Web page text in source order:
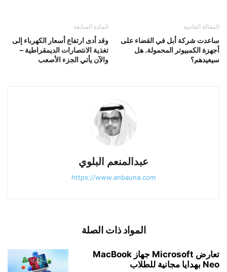
المادة السابقة
وقد أدى ارتفاع أسعار الكهرباء إلى
تغذية الانتصارات الديمقراطية –
والآن يأتي الجزء الأصعب
المقالة القادمة
ساعدت شركة أبل في القضاء على
أجهزة الكمبيوتر المحمولة. هل
سيعيدهم؟
عبدالمنعم البلوي
https://www.anbauna.com
المواد ذات الصلة
تعارض Microsoft جهاز MacBook
Neo بهدايا مجانية للطلاب